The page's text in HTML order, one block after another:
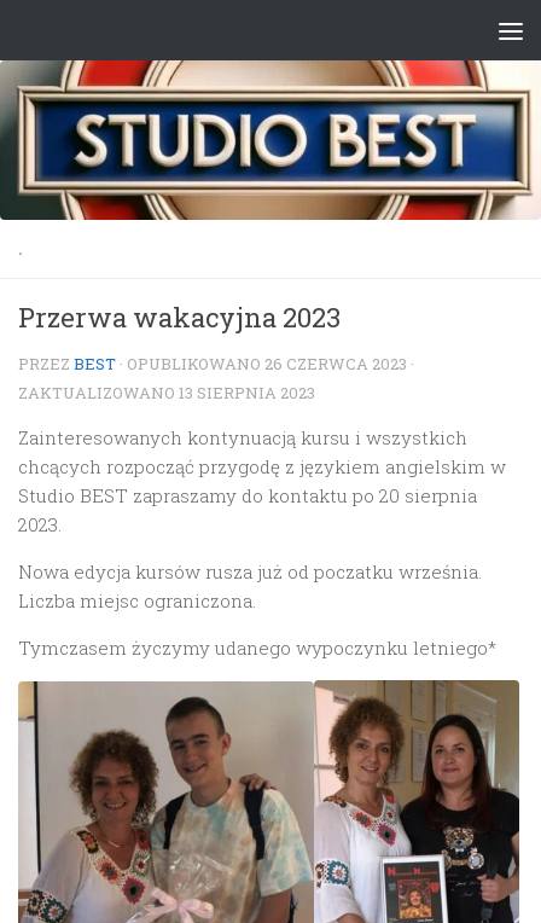
.
Przerwa wakacyjna 2023
PRZEZ BEST · OPUBLIKOWANO 26 CZERWCA 2023 ·
ZAKTUALIZOWANO 13 SIERPNIA 2023
Zainteresowanych kontynuacją kursu i wszystkich
chcących rozpocząć przygodę z językiem angielskim w
Studio BEST zapraszamy do kontaktu po 20 sierpnia
2023.
Nowa edycja kursów rusza już od poczatku września.
Liczba miejsc ograniczona.
Tymczasem życzymy udanego wypoczynku letniego*